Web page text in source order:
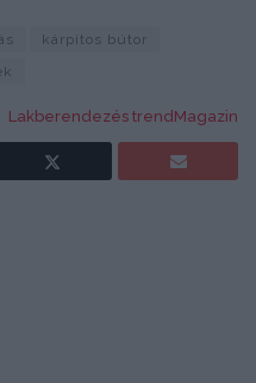
kárpitos bútor
Lakberendezés trendMagazin